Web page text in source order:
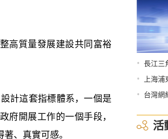
質量發展建設共同富裕
計這套指標體系，一個是
府開展工作的一個手段，
、真實可感。
• 長江三
• 上海
• 台灣網
活